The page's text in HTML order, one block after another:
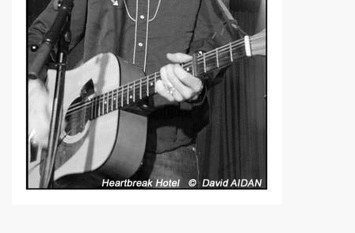
dans "OPEN MAG" (decembre 2009 - janvier 2010).
dans "PARIS MATCH" (23 decembre 2009).
dans "ACCORDEON ET ACCORDEONISTES" (janvier
par JEAN-WILLIAM THOURY dans "JUKE BOX
dans "LES INROCKUTPIBLES" (28 octobre
dans "FEMME ACTUELLE" (2 novembre 2009).